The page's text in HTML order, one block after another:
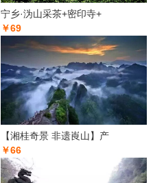
宁乡·沩山采茶+密印寺+
￥69
【湘桂奇景 非遗崀山】产
￥66